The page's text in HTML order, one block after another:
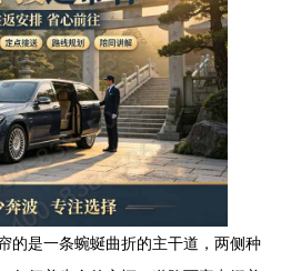
的是一条蜿蜒曲折的主干道，两侧种